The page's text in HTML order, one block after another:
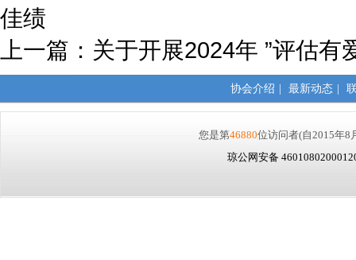
佳绩
上一篇： 关于开展2024年 ”评估有
协会介绍 最新动态
您是第46880位访问者(自2015年8
琼公网安备